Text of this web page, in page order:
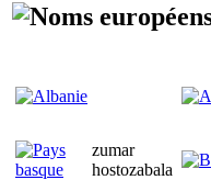
zumar
hostozabala